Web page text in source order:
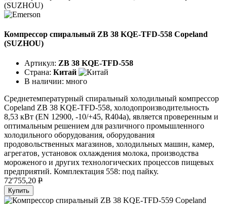
Компрессор спиральный ZB 38 KQE-TFD-558 Copeland
(SUZHOU)
Артикул: ZB 38 KQE-TFD-558
Страна: Китай
В наличии: много
Среднетемпературный спиральный холодильный компрессор
Copeland ZB 38 KQE-TFD-558, холодопроизводительность
8,53 кВт (EN 12900, -10/+45, R404a), является проверенным и
оптимальным решением для различного промышленного
холодильного оборудования, оборудования
продовольственных магазинов, холодильных машин, камер,
агрегатов, установок охлаждения молока, производства
мороженого и других технологических процессов пищевых
предприятий. Комплектация 558: под пайку.
72'755,20 P
Купить